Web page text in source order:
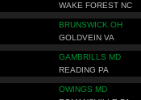
WAKE FOREST NC
BRUNSWICK OH
GOLDVEIN VA
GAMBRILLS MD
READING PA
OWINGS MD